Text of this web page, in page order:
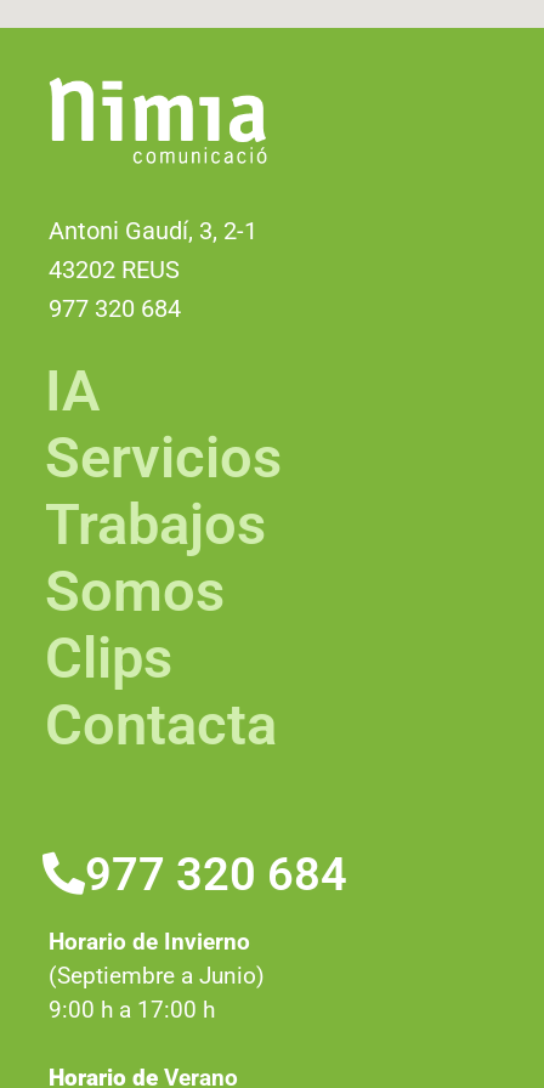
Antoni Gaudí, 3, 2-1
43202 REUS
977 320 684
IA
Servicios
Trabajos
Somos
Clips
Contacta
977 320 684
Horario de Invierno
(Septiembre a Junio)
9:00 h a 17:00 h
Horario de Verano